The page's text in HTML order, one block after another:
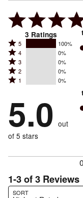
3 Ratings
Rated
5
stars
by
of
reviewers
5 100%
Rated
4
stars
by
of
reviewers
4 0%
Rated
3
stars
0%
of
reviewers
3 0%
Rated
2
by
0%
of
reviewers
2 0%
Rated
stars
by
0%
of
1 0%
5.0 out
of 5 stars
1-3 of 3 Reviews
SORT
Search reviews…